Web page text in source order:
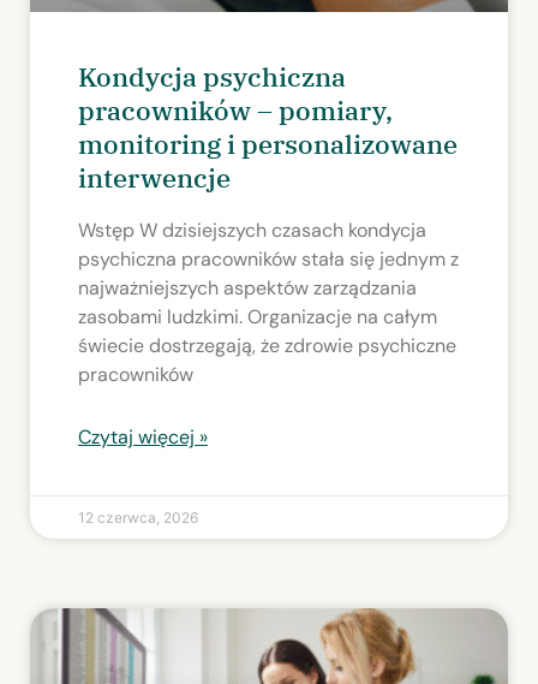
Kondycja psychiczna
pracowników – pomiary,
monitoring i personalizowane
interwencje
Wstęp W dzisiejszych czasach kondycja
psychiczna pracowników stała się jednym z
najważniejszych aspektów zarządzania
zasobami ludzkimi. Organizacje na całym
świecie dostrzegają, że zdrowie psychiczne
pracowników
Czytaj więcej »
12 czerwca, 2026